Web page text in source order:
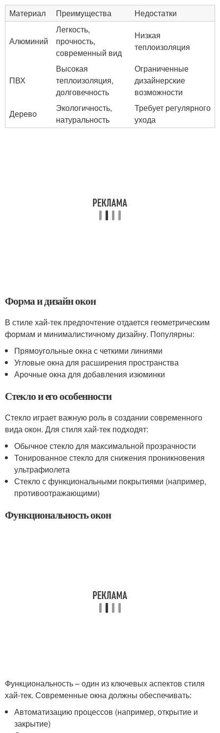
Материал
Преимущества Недостатки
Алюминий
Легкость,
прочность,
современный вид
Низкая
теплоизоляция
ПВХ
Высокая
теплоизоляция,
долговечность
Ограниченные
дизайнерские
возможности
Дерево
Экологичность,
натуральность
Требует регулярного
ухода
Форма и дизайн окон
В стиле хай-тек предпочтение отдается геометрическим
формам и минималистичному дизайну. Популярны:
Прямоугольные окна с четкими линиями
Угловые окна для расширения пространства
Арочные окна для добавления изюминки
Стекло и его особенности
Стекло играет важную роль в создании современного
вида окон. Для стиля хай-тек подходят:
Обычное стекло для максимальной прозрачности
Тонированное стекло для снижения проникновения
ультрафиолета
Стекло с функциональными покрытиями (например,
противоотражающими)
Функциональность окон
Функциональность – один из ключевых аспектов стиля
хай-тек. Современные окна должны обеспечивать:
Автоматизацию процессов (например, открытие и
закрытие)